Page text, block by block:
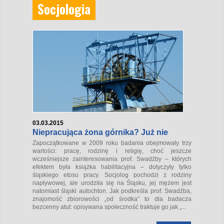
Socjologia
03.03.2015
Niepracująca żona górnika? Już nie
Zapoczątkowane w 2009 roku badania obejmowały trzy
wartości: pracę, rodzinę i religię, choć jeszcze
wcześniejsze zainteresowania prof. Swadźby – których
efektem była książka habilitacyjna – dotyczyły tylko
śląskiego etosu pracy. Socjolog pochodzi z rodziny
napływowej, ale urodziła się na Śląsku, jej mężem jest
natomiast śląski autochton. Jak podkreśla prof. Swadźba,
znajomość zbiorowości „od środka” to dla badacza
bezcenny atut: opisywana społeczność traktuje go jak „...